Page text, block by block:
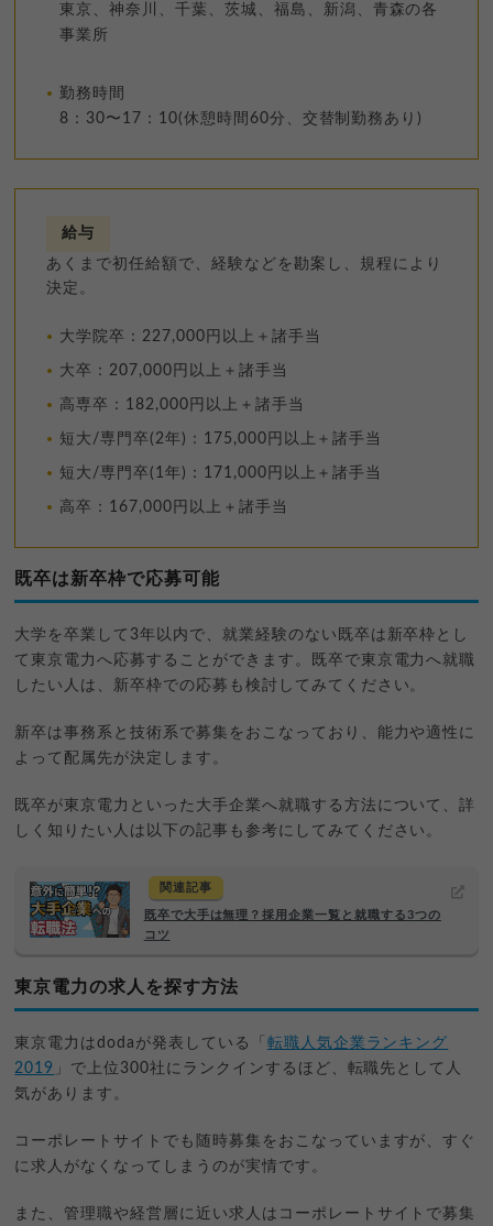
東京、神奈川、千葉、茨城、福島、新潟、青森の各
事業所
勤務時間
8：30〜17：10(休憩時間60分、交替制勤務あり)
給与
あくまで初任給額で、経験などを勘案し、規程により
決定。
大学院卒：227,000円以上＋諸手当
大卒：207,000円以上＋諸手当
高専卒：182,000円以上＋諸手当
短大/専門卒(2年)：175,000円以上＋諸手当
短大/専門卒(1年)：171,000円以上＋諸手当
高卒：167,000円以上＋諸手当
既卒は新卒枠で応募可能
大学を卒業して3年以内で、就業経験のない既卒は新卒枠とし
て東京電力へ応募することができます。既卒で東京電力へ就職
したい人は、新卒枠での応募も検討してみてください。
新卒は事務系と技術系で募集をおこなっており、能力や適性に
よって配属先が決定します。
既卒が東京電力といった大手企業へ就職する方法について、詳
しく知りたい人は以下の記事も参考にしてみてください。
関連記事
既卒で大手は無理？採用企業一覧と就職する3つの
コツ
東京電力の求人を探す方法
東京電力はdodaが発表している「 転職人気企業ランキング
2019 」で上位300社にランクインするほど、転職先として人
気があります。
コーポレートサイトでも随時募集をおこなっていますが、すぐ
に求人がなくなってしまうのが実情です。
また、管理職や経営層に近い求人はコーポレートサイトで募集